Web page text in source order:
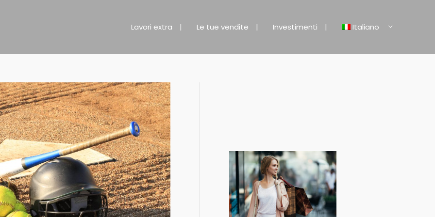
Lavori extra Le tue vendite Investimenti Italiano